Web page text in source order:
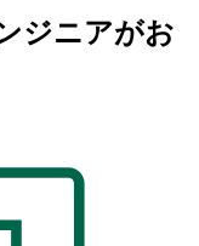
ジニアがお